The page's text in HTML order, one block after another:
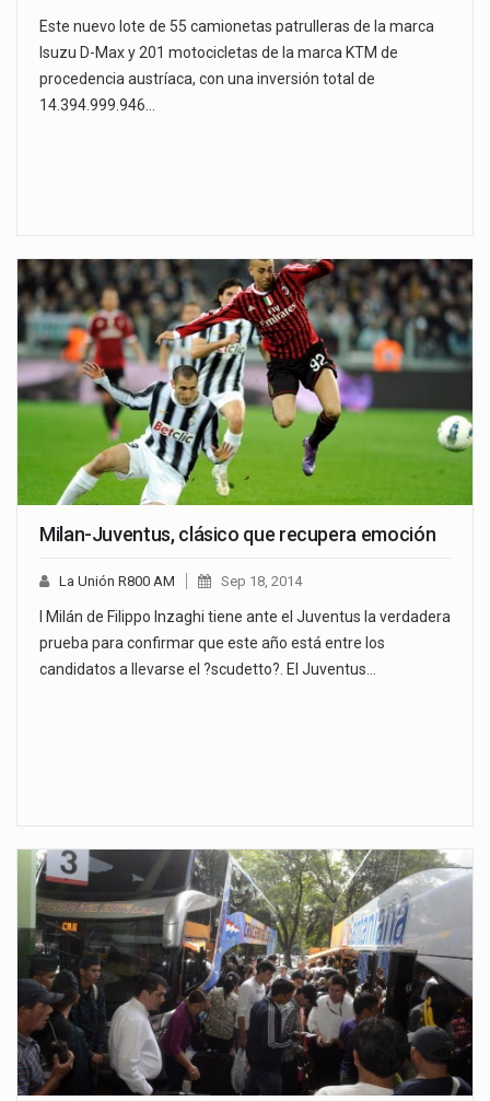
Este nuevo lote de 55 camionetas patrulleras de la marca
Isuzu D-Max y 201 motocicletas de la marca KTM de
procedencia austríaca, con una inversión total de
14.394.999.946…
Milan-Juventus, clásico que recupera emoción
La Unión R800 AM Sep 18, 2014
l Milán de Filippo Inzaghi tiene ante el Juventus la verdadera
prueba para confirmar que este año está entre los
candidatos a llevarse el ?scudetto?. El Juventus…